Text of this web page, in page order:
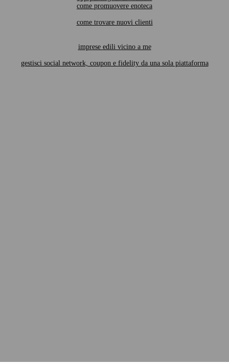
come promuovere enoteca
come trovare nuovi clienti
imprese edili vicino a me
gestisci social network, coupon e fidelity da una sola piattaforma